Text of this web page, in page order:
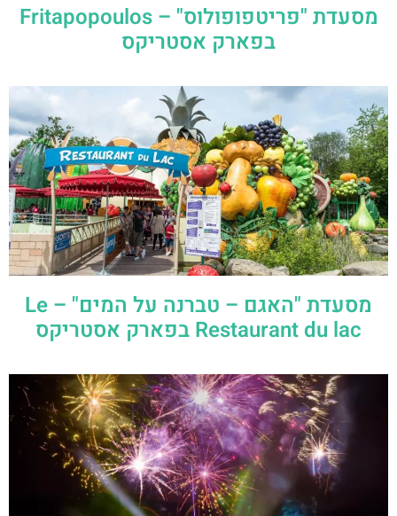
מסעדת "פריטפופולוס" – Fritapopoulos
בפארק אסטריקס
מסעדת "האגם – טברנה על המים" – Le
Restaurant du lac בפארק אסטריקס